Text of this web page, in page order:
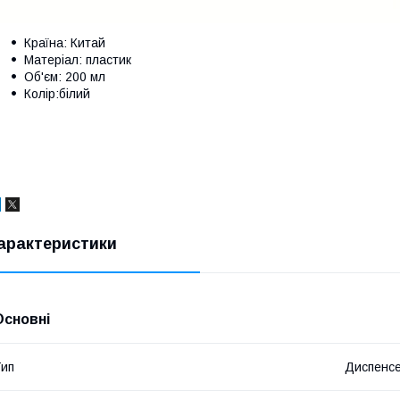
Країна: Китай
Матеріал: пластик
Об'єм: 200 мл
Колір:білий